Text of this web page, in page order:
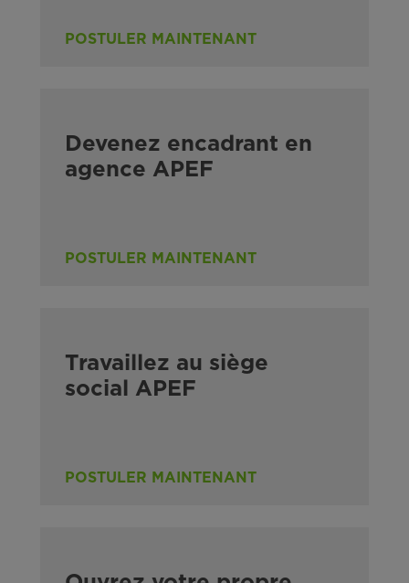
POSTULER MAINTENANT
Devenez encadrant en
agence APEF
POSTULER MAINTENANT
Travaillez au siège
social APEF
POSTULER MAINTENANT